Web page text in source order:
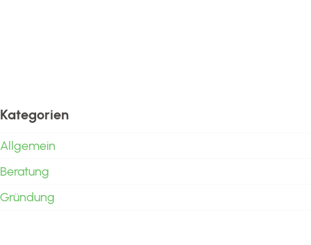
Kategorien
Allgemein
Beratung
Gründung